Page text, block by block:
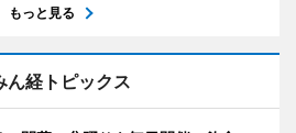
もっと見る
ん経トピックス